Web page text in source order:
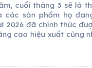
cuối tháng 3 sẽ là
sản phẩm họ
2026 đã chính thức
cao hiệu xuất cũng